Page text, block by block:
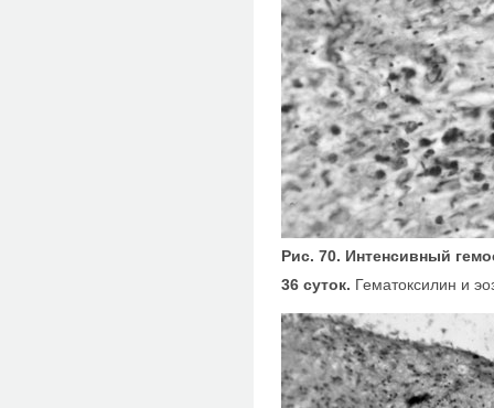
Рис. 70. Интенсивный
36 суток. Гематоксилин и